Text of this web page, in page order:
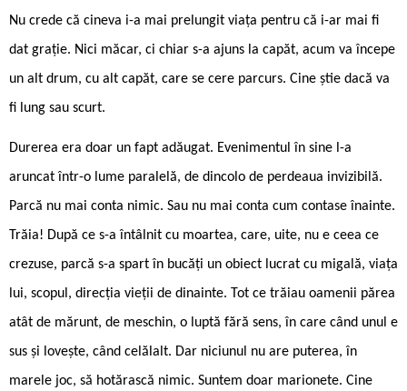
Nu crede că cineva i-a mai prelungit viața pentru că i-ar mai fi
dat grație. Nici măcar, ci chiar s-a ajuns la capăt, acum va începe
un alt drum, cu alt capăt, care se cere parcurs. Cine știe dacă va
fi lung sau scurt.
Durerea era doar un fapt adăugat. Evenimentul în sine l-a
aruncat într-o lume paralelă, de dincolo de perdeaua invizibilă.
Parcă nu mai conta nimic. Sau nu mai conta cum contase înainte.
Trăia! După ce s-a întâlnit cu moartea, care, uite, nu e ceea ce
crezuse, parcă s-a spart în bucăți un obiect lucrat cu migală, viața
lui, scopul, direcția vieții de dinainte. Tot ce trăiau oamenii părea
atât de mărunt, de meschin, o luptă fără sens, în care când unul e
sus și lovește, când celălalt. Dar niciunul nu are puterea, în
marele joc, să hotărască nimic. Suntem doar marionete. Cine